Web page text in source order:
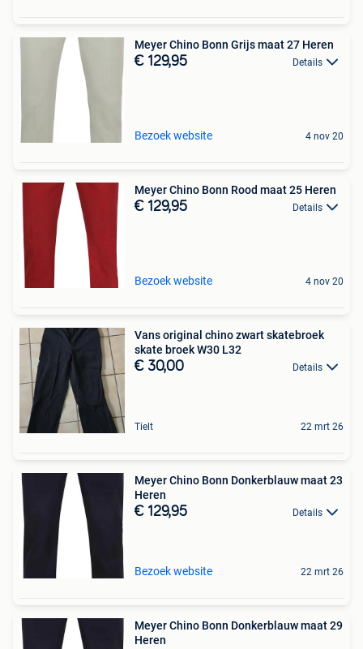
Meyer Chino Bonn Grijs maat 27 Heren
€ 129,95 Details
Bezoek website 4 nov 20
Meyer Chino Bonn Rood maat 25 Heren
€ 129,95 Details
Bezoek website 4 nov 20
Vans original chino zwart skatebroek
skate broek W30 L32
€ 30,00 Details
Tielt 22 mrt 26
Meyer Chino Bonn Donkerblauw maat 23
Heren
€ 129,95 Details
Bezoek website 22 mrt 26
Meyer Chino Bonn Donkerblauw maat 29
Heren